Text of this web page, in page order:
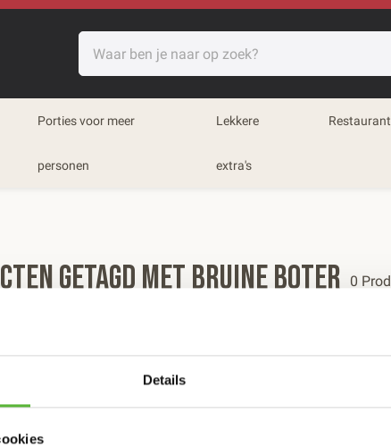
Details
Porties voor meer
personen
Lekkere
extra's
getagd met bruine boter 0